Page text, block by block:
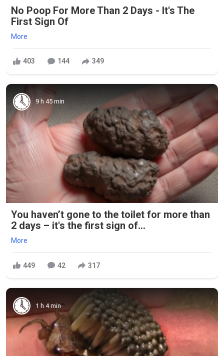
No Poop For More Than 2 Days - It's The
First Sign Of
More
403 144 349
9 h 45 min
You haven’t gone to the toilet for more than
2 days – it's the first sign of...
More
449 42 317
1 h 4 min